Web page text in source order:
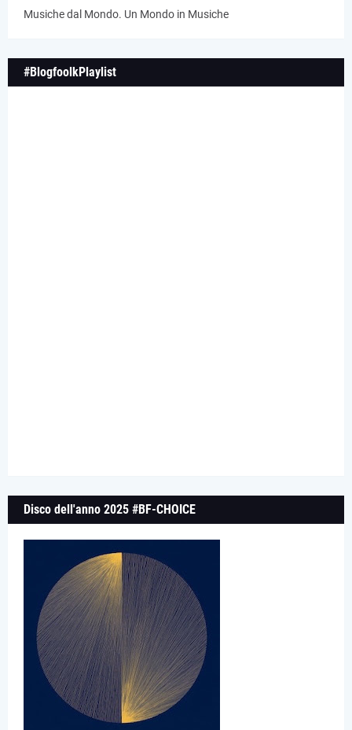
Musiche dal Mondo. Un Mondo in Musiche
#BlogfoolkPlaylist
Disco dell'anno 2025 #BF-CHOICE